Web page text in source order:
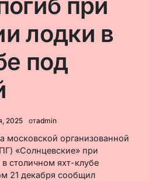
лодки в
под
2025 отadmin
московской организованной
«Солнцевские» при
столичном яхт-клубе
21 декабря сообщил